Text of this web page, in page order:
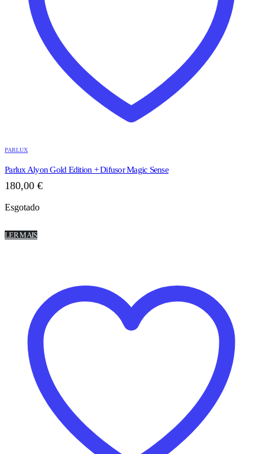
PARLUX
Parlux Alyon Gold Edition + Difusor Magic Sense
180,00 €
Esgotado
LER MAIS